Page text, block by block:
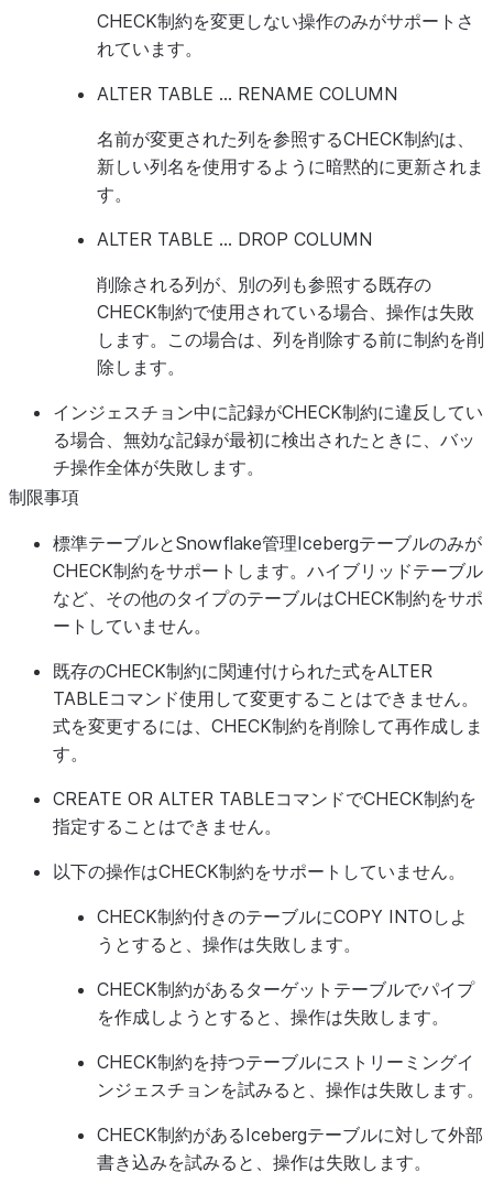
CHECK制約を変更しない操作のみがサポートさ
れています。
ALTER TABLE ... RENAME COLUMN
名前が変更された列を参照するCHECK制約は、
新しい列名を使用するように暗黙的に更新されま
す。
ALTER TABLE ... DROP COLUMN
削除される列が、別の列も参照する既存の
CHECK制約で使用されている場合、操作は失敗
します。この場合は、列を削除する前に制約を削
除します。
インジェスチョン中に記録がCHECK制約に違反してい
る場合、無効な記録が最初に検出されたときに、バッ
チ操作全体が失敗します。
制限事項
標準テーブルとSnowflake管理Icebergテーブルのみが
CHECK制約をサポートします。ハイブリッドテーブル
など、その他のタイプのテーブルはCHECK制約をサポ
ートしていません。
既存のCHECK制約に関連付けられた式をALTER
TABLEコマンド使用して変更することはできません。
式を変更するには、CHECK制約を削除して再作成しま
す。
CREATE OR ALTER TABLEコマンドでCHECK制約を
指定することはできません。
以下の操作はCHECK制約をサポートしていません。
CHECK制約付きのテーブルにCOPY INTOしよ
うとすると、操作は失敗します。
CHECK制約があるターゲットテーブルでパイプ
を作成しようとすると、操作は失敗します。
CHECK制約を持つテーブルにストリーミングイ
ンジェスチョンを試みると、操作は失敗します。
CHECK制約があるIcebergテーブルに対して外部
書き込みを試みると、操作は失敗します。